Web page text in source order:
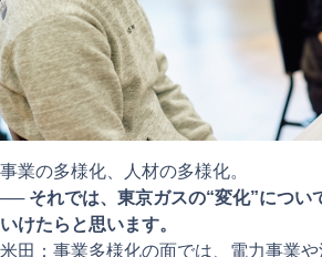
事業の多様化、人材の多様化。
── それでは、東京ガスの“変化”につい
いけたらと思います。
米田：事業多様化の面では、電力事業